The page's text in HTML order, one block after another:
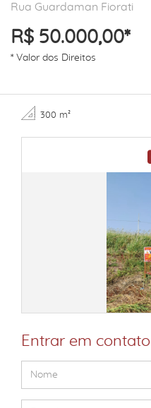
Rua Guardaman Fiorati
R$ 50.000,00*
* Valor dos Direitos
300 m²
Entrar em contato